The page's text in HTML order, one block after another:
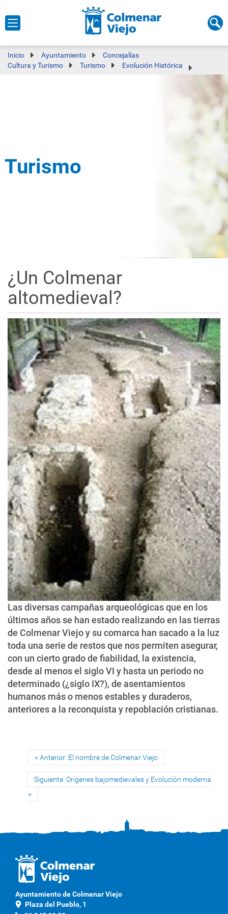
Inicio Ayuntamiento
Concejalías
Cultura y Turismo
Turismo Evolución Histórica
Turismo
¿Un Colmenar
altomedieval?
Las diversas campañas arqueológicas que en los
últimos años se han estado realizando en las tierras
de Colmenar Viejo y su comarca han sacado a la luz
toda una serie de restos que nos permiten asegurar,
con un cierto grado de fiabilidad, la existencia,
desde al menos el siglo VI y hasta un periodo no
determinado (¿siglo IX?), de asentamientos
humanos más o menos estables y duraderos,
anteriores a la reconquista y repoblación cristianas.
Anterior: El nombre de Colmenar Viejo
Siguiente: Orígenes bajomedievales y Evolución moderna
Ayuntamiento de Colmenar Viejo
location_on Plaza del Pueblo, 1